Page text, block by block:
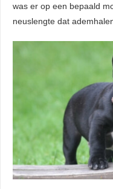
was er op een bepaald
neuslengte dat